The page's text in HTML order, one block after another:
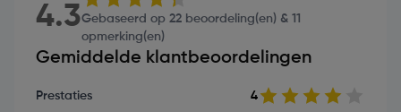
4.3Gebaseerd op 22 beoordeling(en) & 11
opmerking(en)
Gemiddelde klantbeoordelingen
Prestaties 4